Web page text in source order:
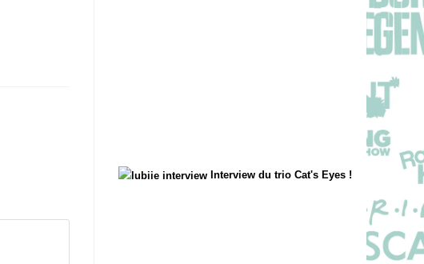
Interview du trio Cat's Eyes !